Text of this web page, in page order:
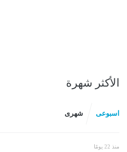
الأكثر شهرة
اسبوعى شهرى
منذ 22 يومًا